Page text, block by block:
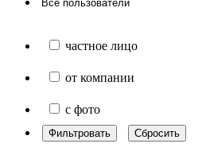
частное лицо
от компании
с фото
Фильтровать Сбросить